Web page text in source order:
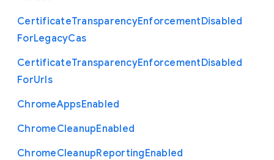
CertificateTransparencyEnforcementDisabled
ForLegacyCas
CertificateTransparencyEnforcementDisabled
ForUrls
ChromeAppsEnabled
ChromeCleanupEnabled
ChromeCleanupReportingEnabled